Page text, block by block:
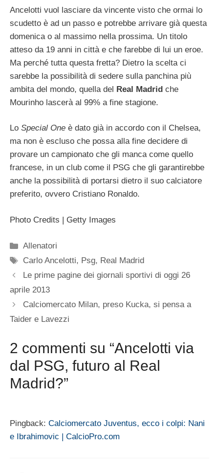
Ancelotti vuol lasciare da vincente visto che ormai lo
scudetto è ad un passo e potrebbe arrivare già questa
domenica o al massimo nella prossima. Un titolo
atteso da 19 anni in città e che farebbe di lui un eroe.
Ma perché tutta questa fretta? Dietro la scelta ci
sarebbe la possibilità di sedere sulla panchina più
ambita del mondo, quella del Real Madrid che
Mourinho lascerà al 99% a fine stagione.
Lo Special One è dato già in accordo con il Chelsea,
ma non è escluso che possa alla fine decidere di
provare un campionato che gli manca come quello
francese, in un club come il PSG che gli garantirebbe
anche la possibilità di portarsi dietro il suo calciatore
preferito, ovvero Cristiano Ronaldo.
Photo Credits | Getty Images
Categorie
Allenatori
Tag
Carlo Ancelotti, Psg, Real Madrid
Le prime pagine dei giornali sportivi di oggi 26
aprile 2013
Calciomercato Milan, preso Kucka, si pensa a
Taider e Lavezzi
2 commenti su “Ancelotti via
dal PSG, futuro al Real
Madrid?”
Pingback: Calciomercato Juventus, ecco i colpi: Nani
e Ibrahimovic | CalcioPro.com